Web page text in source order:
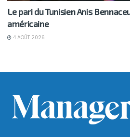
Le pari du Tunisien Anis
américaine
4 AOÛT 2026